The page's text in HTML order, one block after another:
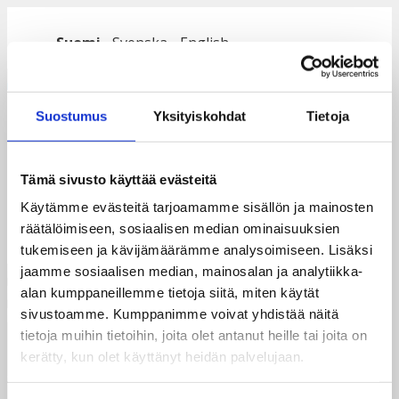
Suostumus Yksityiskohdat Tietoja
Tämä sivusto käyttää evästeitä
Käytämme evästeitä tarjoamamme sisällön ja mainosten
räätälöimiseen, sosiaalisen median ominaisuuksien
tukemiseen ja kävijämäärämme analysoimiseen. Lisäksi
jaamme sosiaalisen median, mainosalan ja analytiikka-
alan kumppaneillemme tietoja siitä, miten käytät
sivustoamme. Kumppanimme voivat yhdistää näitä
tietoja muihin tietoihin, joita olet antanut heille tai joita on
kerätty, kun olet käyttänyt heidän palvelujaan.
sisältöönSuomi Svenska English
Taksvärkki ry
Siltasaarenkatu 4, 7. krs,